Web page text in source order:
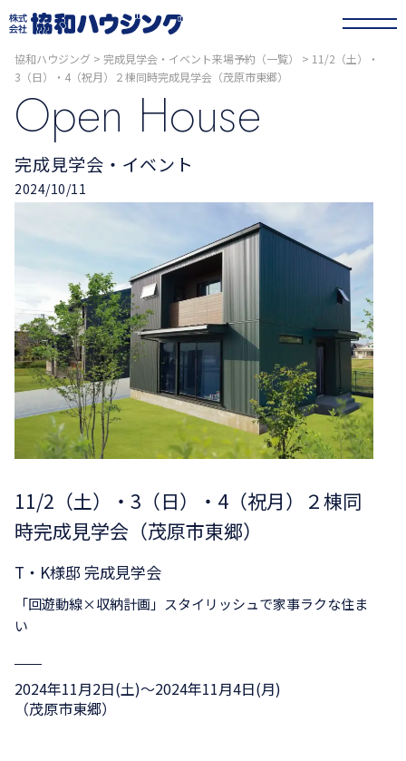
協和ハウジング > 完成見学会・イベント来場予約（一覧） > 11/2（土）・
3（日）・4（祝月）２棟同時完成見学会（茂原市東郷）
Open House
完成見学会・イベント
11/2（土）・3（日）・4（祝月）２棟同
時完成見学会（茂原市東郷）
T・K様邸 完成見学会
「回遊動線×収納計画」スタイリッシュで家事ラクな住ま
い
2024年11月2日(土)〜2024年11月4日(月)
（茂原市東郷）
2024/10/11